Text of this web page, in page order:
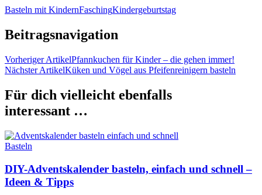
Basteln mit KindernFaschingKindergeburtstag
Beitragsnavigation
Vorheriger ArtikelPfannkuchen für Kinder – die gehen immer!
Nächster ArtikelKüken und Vögel aus Pfeifenreinigern basteln
Für dich vielleicht ebenfalls
interessant …
Basteln
DIY-Adventskalender basteln, einfach und schnell –
Ideen & Tipps